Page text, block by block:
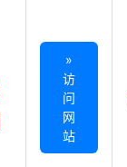
»
访
问
网
站